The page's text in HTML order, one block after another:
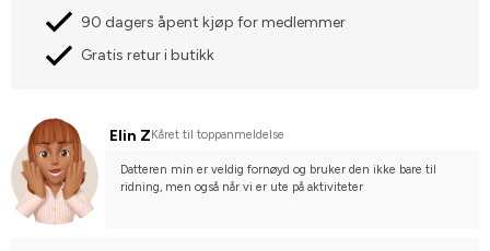
90 dagers åpent kjøp for medlemmer
Gratis retur i butikk
Elin Z Kåret til toppanmeldelse
Datteren min er veldig fornøyd og bruker den ikke bare til
ridning, men også når vi er ute på aktiviteter